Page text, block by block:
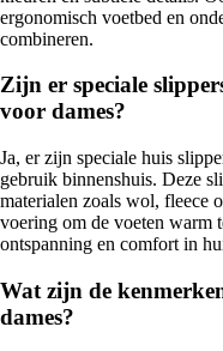
ergonomisch voetbed en
combineren.
Zijn er speciale
voor dames?
Ja, er zijn speciale huis
gebruik binnenshuis. Deze
materialen zoals wol, fleece
voering om de voeten warm
ontspanning en comfort in
Wat zijn de
dames?